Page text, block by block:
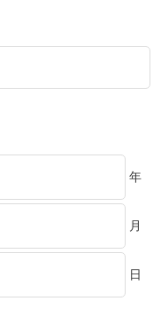
年
月
日